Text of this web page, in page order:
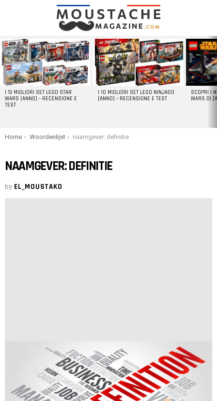
LATEST
STORIES
I 13 MIGLIORI SET LEGO STAR
WARS [ANNO] – RECENSIONE E
TEST
I 10 MIGLIORI SET LEGO NINJAGO
[ANNO] – RECENSIONE E TEST
SCOPRI I
WARS DI
You are here:
Home Woordenlijst naamgever: definitie
NAAMGEVER: DEFINITIE
by EL_MOUSTAKO